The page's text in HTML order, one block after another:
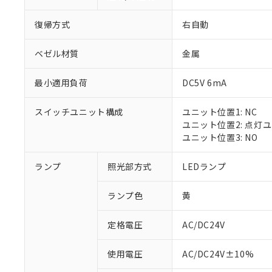
復帰方式 右自動
ベゼル材質 金属
最小適用負荷 DC5V 6mA
スイッチユニット構成
ユニット位置1: NC
ユニット位置2: 点灯
ユニット位置3: NO
ランプ 照光部方式 LEDランプ
ランプ色 黄
定格電圧 AC/DC24V
使用電圧 AC/DC24V±10%
※1 対応状況